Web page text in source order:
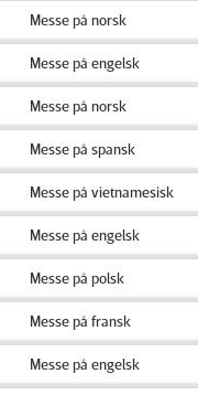
Messe på norsk
Messe på engelsk
Messe på norsk
Messe på spansk
Messe på vietnamesisk
Messe på engelsk
Messe på polsk
Messe på fransk
Messe på engelsk